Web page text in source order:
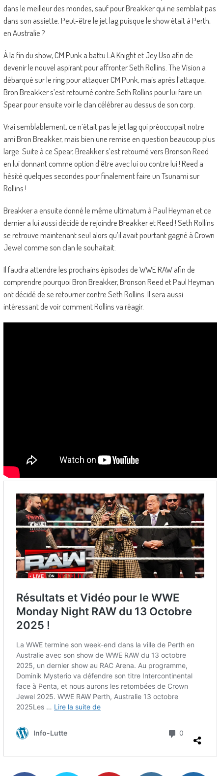
dans le meilleur des mondes, sauf pour Breakker qui ne semblait pas
dans son assiette. Peut-être le jet lag puisque le show était à Perth,
en Australie ?
À la fin du show, CM Punk a battu LA Knight et Jey Uso afin de
devenir le nouvel aspirant pour affronter Seth Rollins. The Vision a
débarqué sur le ring pour attaquer CM Punk, mais après l’attaque,
Bron Breakker s’est retourné contre Seth Rollins pour lui faire un
Spear pour ensuite voir le clan célébrer au dessus de son corp.
Vrai semblablement, ce n’était pas le jet lag qui préoccupait notre
ami Bron Breakker, mais bien une remise en question beaucoup plus
large. Suite à ce Spear, Breakker s’est retourné vers Bronson Reed
en lui donnant comme option d’être avec lui ou contre lui ! Reed a
hésité quelques secondes pour finalement faire un Tsunami sur
Rollins !
Breakker a ensuite donné le même ultimatum à Paul Heyman et ce
dernier a lui aussi décidé de rejoindre Breakker et Reed ! Seth Rollins
se retrouve maintenant seul alors qu’il avait pourtant gagné à Crown
Jewel comme son clan le souhaitait.
Il faudra attendre les prochains épisodes de WWE RAW afin de
comprendre pourquoi Bron Breakker, Bronson Reed et Paul Heyman
ont décidé de se retourner contre Seth Rollins. Il sera aussi
intéressant de voir comment Rollins va réagir.